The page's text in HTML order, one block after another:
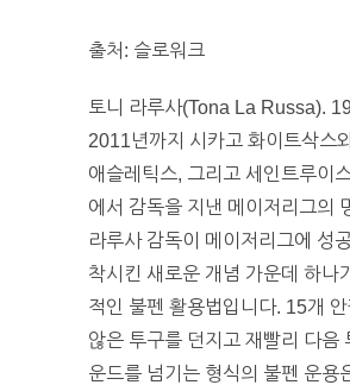
출처: 슬로워크
토니 라루사(Tona La Russa).
2011년까지 시카고 화이트삭스
애슬레틱스, 그리고 세인트루이
에서 감독을 지낸 메이저리그의
라루사 감독이 메이저리그에 성
착시킨 새로운 개념 가운데 하나
적인 불펜 활용법입니다. 15개 안
않은 투구를 던지고 재빨리 다음
운드를 넘기는 형식의 불펜 운용